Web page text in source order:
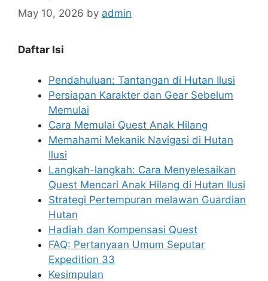
May 10, 2026 by admin
Daftar Isi
Pendahuluan: Tantangan di Hutan Ilusi
Persiapan Karakter dan Gear Sebelum
Memulai
Cara Memulai Quest Anak Hilang
Memahami Mekanik Navigasi di Hutan
Ilusi
Langkah-langkah: Cara Menyelesaikan
Quest Mencari Anak Hilang di Hutan Ilusi
Strategi Pertempuran melawan Guardian
Hutan
Hadiah dan Kompensasi Quest
FAQ: Pertanyaan Umum Seputar
Expedition 33
Kesimpulan